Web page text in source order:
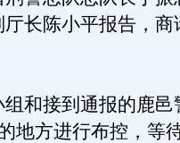
长陈小平报告，商
接到通报的鹿邑
地方进行布控，等